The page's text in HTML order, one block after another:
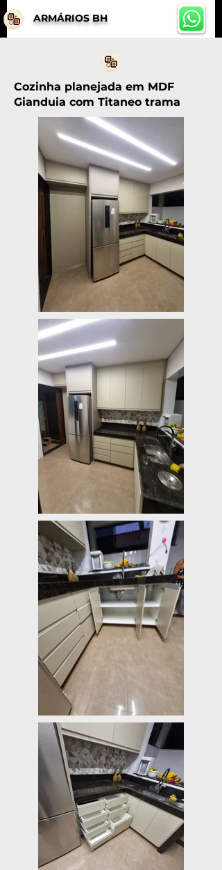
ARMÁRIOS BH
Cozinha planejada em MDF
Gianduia com Titaneo trama